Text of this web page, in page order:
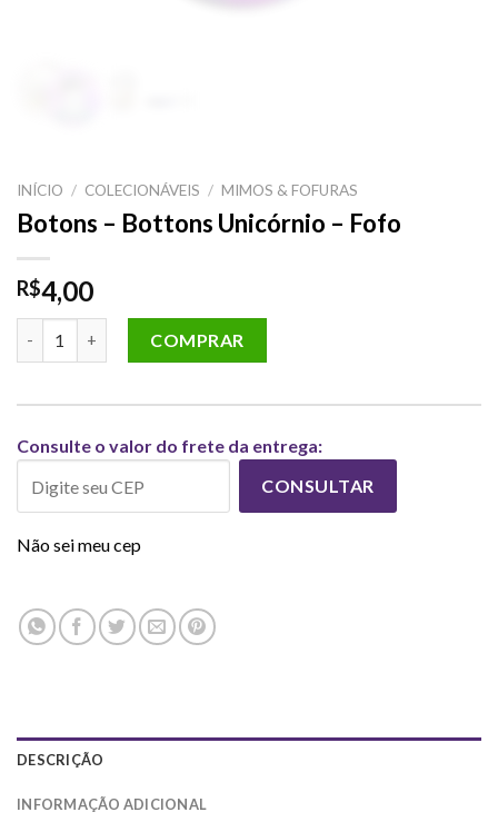
INÍCIO / COLECIONÁVEIS / MIMOS & FOFURAS
Botons – Bottons Unicórnio – Fofo
R$4,00
COMPRAR
Consulte o valor do frete da entrega:
CONSULTAR
Não sei meu cep
DESCRIÇÃO
INFORMAÇÃO ADICIONAL